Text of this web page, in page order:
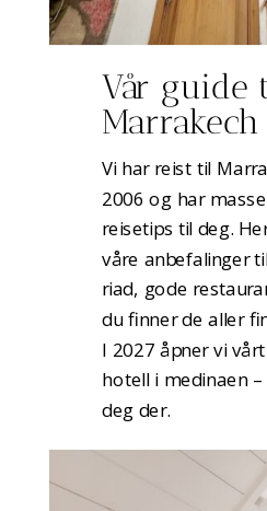
Vår guide
Marrakech
Vi har reist til
2006 og har
reisetips til deg.
våre anbefalinger
riad, gode
du finner de aller
I 2027 åpner vi
hotell i medinaen
deg der.